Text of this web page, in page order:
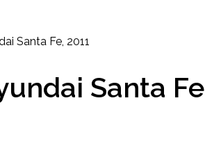
Santa Fe, 2011
Santa Fe